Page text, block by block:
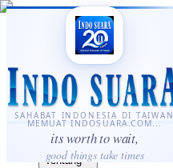
SAHABAT INDONESIA DI TAIWAN
MEMUAT INDOSUARA.COM...
its worth to wait,
good things take times
·...
⌘K
Sahabat Indonesia di
Berita
Layanan
Komunitas
Panduan
Tentang